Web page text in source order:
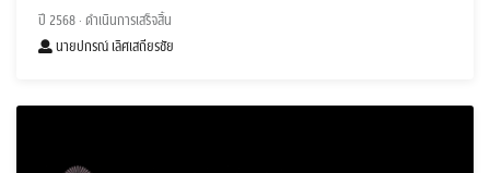
ปี 2568 · ดำเนินการเสร็จสิ้น
นายปกรณ์ เลิศเสถียรชัย